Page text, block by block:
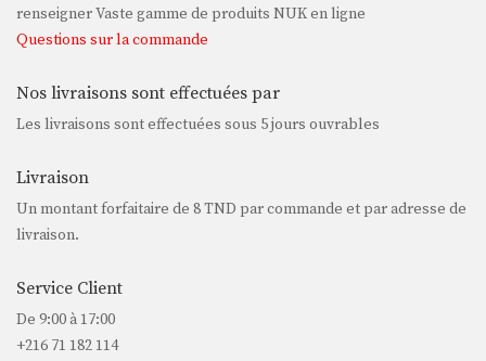
renseigner Vaste gamme de produits NUK en ligne
Questions sur la commande
Nos livraisons sont effectuées par
Les livraisons sont effectuées sous 5 jours ouvrables
Livraison
Un montant forfaitaire de 8 TND par commande et par adresse de
livraison.
Service Client
De 9:00 à 17:00
+216 71 182 114